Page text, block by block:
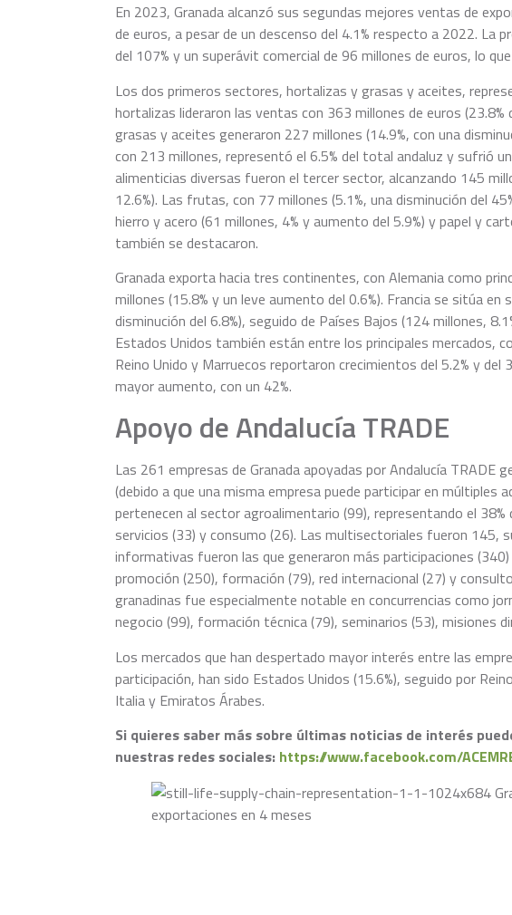
En 2023, Granada alcanzó sus segundas mejores ventas de
de euros, a pesar de un descenso del 4.1% respecto a 2022. La
del 107% y un superávit comercial de 96 millones de euros, lo
Los dos primeros sectores, hortalizas y grasas y aceites,
hortalizas lideraron las ventas con 363 millones de euros
grasas y aceites generaron 227 millones (14.9%, con una
con 213 millones, representó el 6.5% del total andaluz y sufrió
alimenticias diversas fueron el tercer sector, alcanzando 145
12.6%). Las frutas, con 77 millones (5.1%, una disminución del
hierro y acero (61 millones, 4% y aumento del 5.9%) y papel y
también se destacaron.
Granada exporta hacia tres continentes, con Alemania como
millones (15.8% y un leve aumento del 0.6%). Francia se sitúa en
disminución del 6.8%), seguido de Países Bajos (124 millones,
Estados Unidos también están entre los principales mercados,
Reino Unido y Marruecos reportaron crecimientos del 5.2% y
mayor aumento, con un 42%.
Apoyo de Andalucía TRADE
Las 261 empresas de Granada apoyadas por Andalucía TRADE
(debido a que una misma empresa puede participar en múltiples
pertenecen al sector agroalimentario (99), representando el
servicios (33) y consumo (26). Las multisectoriales fueron 145,
informativas fueron las que generaron más participaciones
promoción (250), formación (79), red internacional (27) y
granadinas fue especialmente notable en concurrencias como
negocio (99), formación técnica (79), seminarios (53), misiones
Los mercados que han despertado mayor interés entre las
participación, han sido Estados Unidos (15.6%), seguido por
Italia y Emiratos Árabes.
Si quieres saber más sobre últimas noticias de interés
nuestras redes sociales: https://www.facebook.com/